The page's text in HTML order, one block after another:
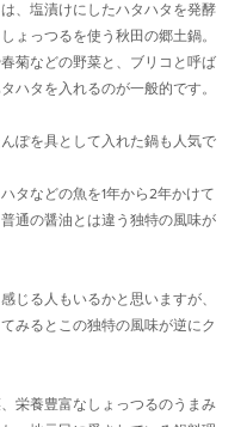
は、塩漬けにしたハタハタを発酵
ょっつるを使う秋田の郷土鍋。
菊などの野菜と、ブリコと呼ば
ハタを入れるのが一般的です。
ぽを具として入れた鍋も人気で
タなどの魚を1年から2年かけて
通の醤油とは違う独特の風味が
じる人もいるかと思いますが、
みるとこの独特の風味が逆にク
栄養豊富なしょっつるのうまみ